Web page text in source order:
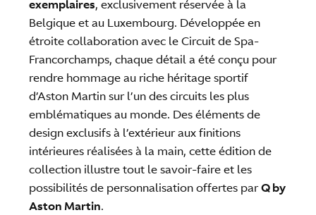
exemplaires, exclusivement réservée à la
Belgique et au Luxembourg. Développée en
étroite collaboration avec le Circuit de Spa-
Francorchamps, chaque détail a été conçu pour
rendre hommage au riche héritage sportif
d’Aston Martin sur l’un des circuits les plus
emblématiques au monde. Des éléments de
design exclusifs à l’extérieur aux finitions
intérieures réalisées à la main, cette édition de
collection illustre tout le savoir-faire et les
possibilités de personnalisation offertes parQ by
Aston Martin.